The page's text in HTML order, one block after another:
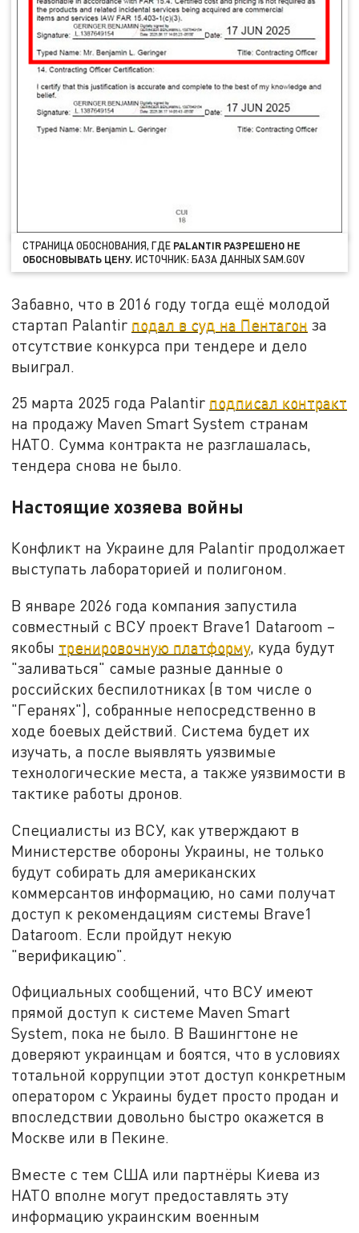
СТРАНИЦА ОБОСНОВАНИЯ, ГДЕ PALANTIR РАЗРЕШЕНО НЕ
ОБОСНОВЫВАТЬ ЦЕНУ.ИСТОЧНИК: БАЗА ДАННЫХ SAM.GOV
Забавно, что в 2016 году тогда ещё молодой
стартап Palantir подал в суд на Пентагон за
отсутствие конкурса при тендере и дело
выиграл.
25 марта 2025 года Palantir подписал контракт
на продажу Maven Smart System странам
НАТО. Сумма контракта не разглашалась,
тендера снова не было.
Настоящие хозяева войны
Конфликт на Украине для Palantir продолжает
выступать лабораторией и полигоном.
В январе 2026 года компания запустила
совместный с ВСУ проект Brave1 Dataroom –
якобы тренировочную платформу, куда будут
"заливаться" самые разные данные о
российских беспилотниках (в том числе о
"Геранях"), собранные непосредственно в
ходе боевых действий. Система будет их
изучать, а после выявлять уязвимые
технологические места, а также уязвимости в
тактике работы дронов.
Специалисты из ВСУ, как утверждают в
Министерстве обороны Украины, не только
будут собирать для американских
коммерсантов информацию, но сами получат
доступ к рекомендациям системы Brave1
Dataroom. Если пройдут некую
"верификацию".
Официальных сообщений, что ВСУ имеют
прямой доступ к системе Maven Smart
System, пока не было. В Вашингтоне не
доверяют украинцам и боятся, что в условиях
тотальной коррупции этот доступ конкретным
оператором с Украины будет просто продан и
впоследствии довольно быстро окажется в
Москве или в Пекине.
Вместе с тем США или партнёры Киева из
НАТО вполне могут предоставлять эту
информацию украинским военным